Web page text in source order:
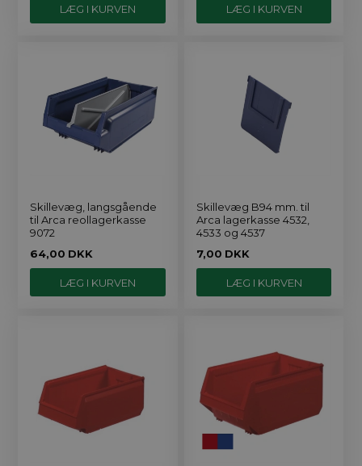
Skillevæg, langsgående
til Arca reollagerkasse
9072
64,00 DKK
Skillevæg B94 mm. til
Arca lagerkasse 4532,
4533 og 4537
7,00 DKK